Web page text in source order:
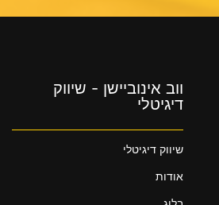
ווב אינוביישן - שיווק
דיגיטלי
שיווק דיגיטלי
אודות